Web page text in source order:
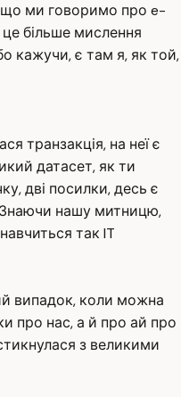
ми говоримо про e-
більше мислення
кажучи, є там я, як той,
транзакція, на неї є
датасет, як ти
дві посилки, десь є
нашу митницю,
так IT
випадок, коли можна
про нас, а й про ай про
з великими